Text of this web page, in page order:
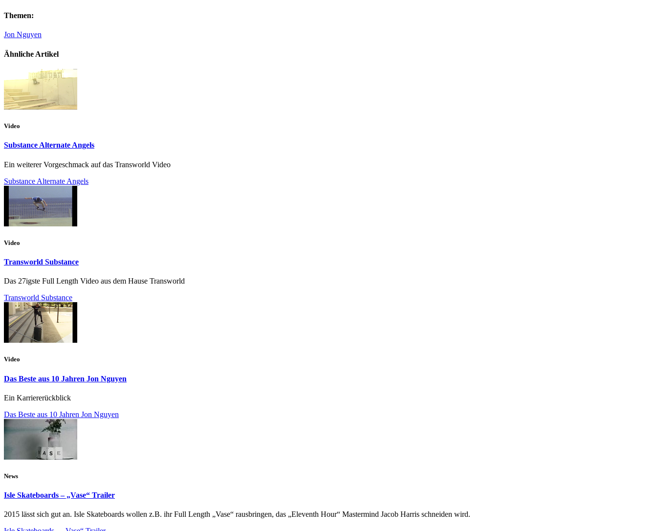
Themen:
Jon Nguyen
Ähnliche Artikel
Video
Substance Alternate Angels
Ein weiterer Vorgeschmack auf das Transworld Video
Substance Alternate Angels
Video
Transworld Substance
Das 27igste Full Length Video aus dem Hause Transworld
Transworld Substance
Video
Das Beste aus 10 Jahren Jon Nguyen
Ein Karriererückblick
Das Beste aus 10 Jahren Jon Nguyen
News
Isle Skateboards – „Vase“ Trailer
2015 lässt sich gut an. Isle Skateboards wollen z.B. ihr Full Length „Vase“ rausbringen, das „Eleventh Hour“ Mastermind Jacob Harris schneiden wird.